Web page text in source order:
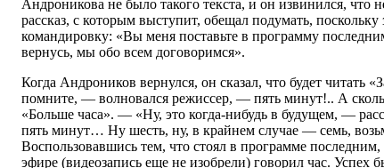
Андроникова не было такого текста, и он извинился, что
рассказ, с которым выступит, обещал подумать, поскольку
командировку: «Вы меня поставьте в программу
вернусь, мы обо всем договоримся».
Когда Андроников вернулся, он сказал, что будет
помните, — волновался режиссер, — пять минут!.. А
«Больше часа». — «Ну, это когда-нибудь в будущем, —
пять минут… Ну шесть, ну, в крайнем случае — семь,
Воспользовавшись тем, что стоял в программе
эфире (видеозапись еще не изобрели) говорил час.